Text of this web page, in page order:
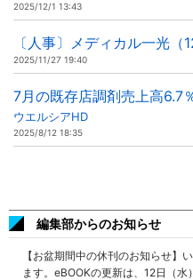
2025/12/1 13:43
〔人事〕メディカル一光（
2025/11/27 19:40
7月の既存店調剤売上高6.7
ウエルシアHD
2025/8/12 18:35
編集部からのお知らせ
【お盆期間中の休刊のお知らせ】
ます。eBOOKの更新は、12日（